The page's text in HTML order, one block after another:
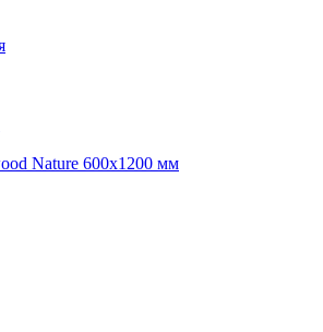
Nature 600х1200 мм